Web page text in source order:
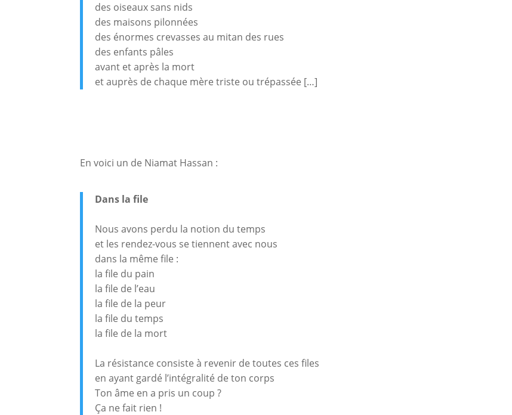
des oiseaux sans nids
des maisons pilonnées
des énormes crevasses au mitan des rues
des enfants pâles
avant et après la mort
et auprès de chaque mère triste ou trépassée […]
En voici un de Niamat Hassan :
Dans la file
Nous avons perdu la notion du temps
et les rendez-vous se tiennent avec nous
dans la même file :
la file du pain
la file de l’eau
la file de la peur
la file du temps
la file de la mort
La résistance consiste à revenir de toutes ces files
en ayant gardé l’intégralité de ton corps
Ton âme en a pris un coup ?
Ça ne fait rien !